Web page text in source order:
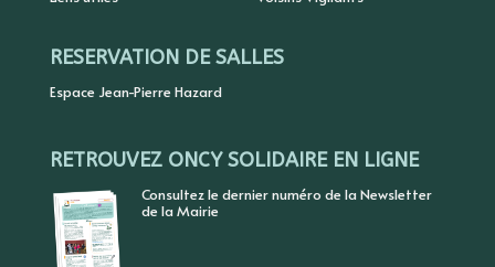
RESERVATION DE SALLES
Espace Jean-Pierre Hazard
RETROUVEZ ONCY SOLIDAIRE EN LIGNE
Consultez le dernier numéro de la Newsletter
de la Mairie